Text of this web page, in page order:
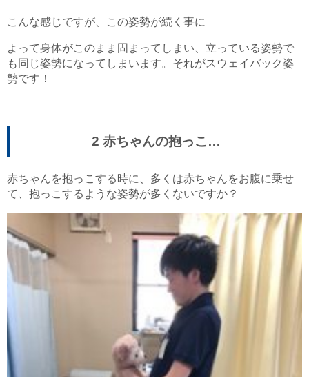
こんな感じですが、この姿勢が続く事に
よって身体がこのまま固まってしまい、立っている姿勢で
も同じ姿勢になってしまいます。それがスウェイバック姿
勢です！
2 赤ちゃんの抱っこ…
赤ちゃんを抱っこする時に、多くは赤ちゃんをお腹に乗せ
て、抱っこするような姿勢が多くないですか？